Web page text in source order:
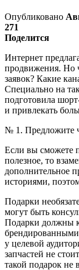
Опубликовано
271
Поделится
Интернет
продвижения. Но
заявок? Какие
Специально на
подготовила
и привлекать
№ 1. Предложите
Если вы сможете
полезное, то
дополнительное
историями,
Подарки
могут быть
Подарки должны
у целевой
запчастей не
такой подарок не